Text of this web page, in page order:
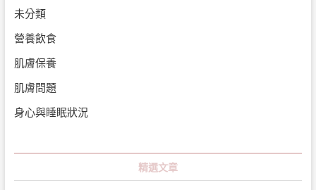
未分類
營養飲食
肌膚保養
肌膚問題
身心與睡眠狀況
精選文章